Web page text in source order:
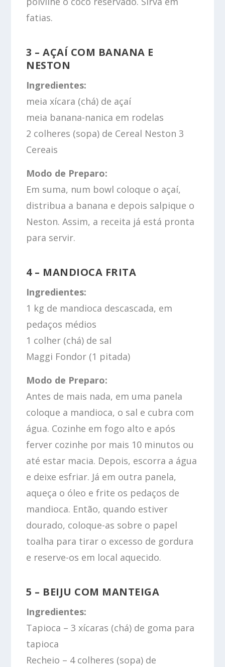
fatias.
3 – AÇAÍ COM BANANA E
NESTON
Ingredientes:
meia xícara (chá) de açaí
meia banana-nanica em rodelas
2 colheres (sopa) de Cereal Neston 3
Cereais
Modo de Preparo:
Em suma, num bowl coloque o açaí,
distribua a banana e depois salpique o
Neston. Assim, a receita já está pronta
para servir.
4 – MANDIOCA FRITA
Ingredientes:
1 kg de mandioca descascada, em
pedaços médios
1 colher (chá) de sal
Maggi Fondor (1 pitada)
Modo de Preparo:
Antes de mais nada, em uma panela
coloque a mandioca, o sal e cubra com
água. Cozinhe em fogo alto e após
ferver cozinhe por mais 10 minutos ou
até estar macia. Depois, escorra a água
e deixe esfriar. Já em outra panela,
aqueça o óleo e frite os pedaços de
mandioca. Então, quando estiver
dourado, coloque-as sobre o papel
toalha para tirar o excesso de gordura
e reserve-os em local aquecido.
5 – BEIJU COM MANTEIGA
Ingredientes:
Tapioca – 3 xícaras (chá) de goma para
tapioca
Recheio – 4 colheres (sopa) de